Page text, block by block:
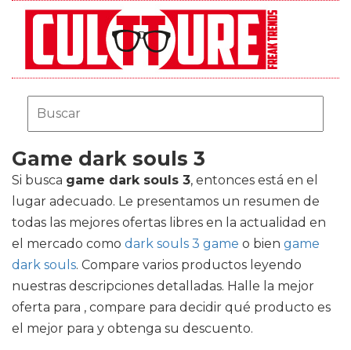
Game dark souls 3
Si busca game dark souls 3, entonces está en el
lugar adecuado. Le presentamos un resumen de
todas las mejores ofertas libres en la actualidad en
el mercado como dark souls 3 game o bien game
dark souls. Compare varios productos leyendo
nuestras descripciones detalladas. Halle la mejor
oferta para , compare para decidir qué producto es
el mejor para y obtenga su descuento.